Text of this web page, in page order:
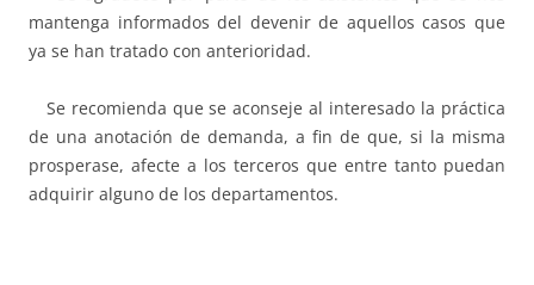
mantenga informados del devenir de aquellos casos que
ya se han tratado con anterioridad.
Se recomienda que se aconseje al interesado la práctica
de una anotación de demanda, a fin de que, si la misma
prosperase, afecte a los terceros que entre tanto puedan
adquirir alguno de los departamentos.